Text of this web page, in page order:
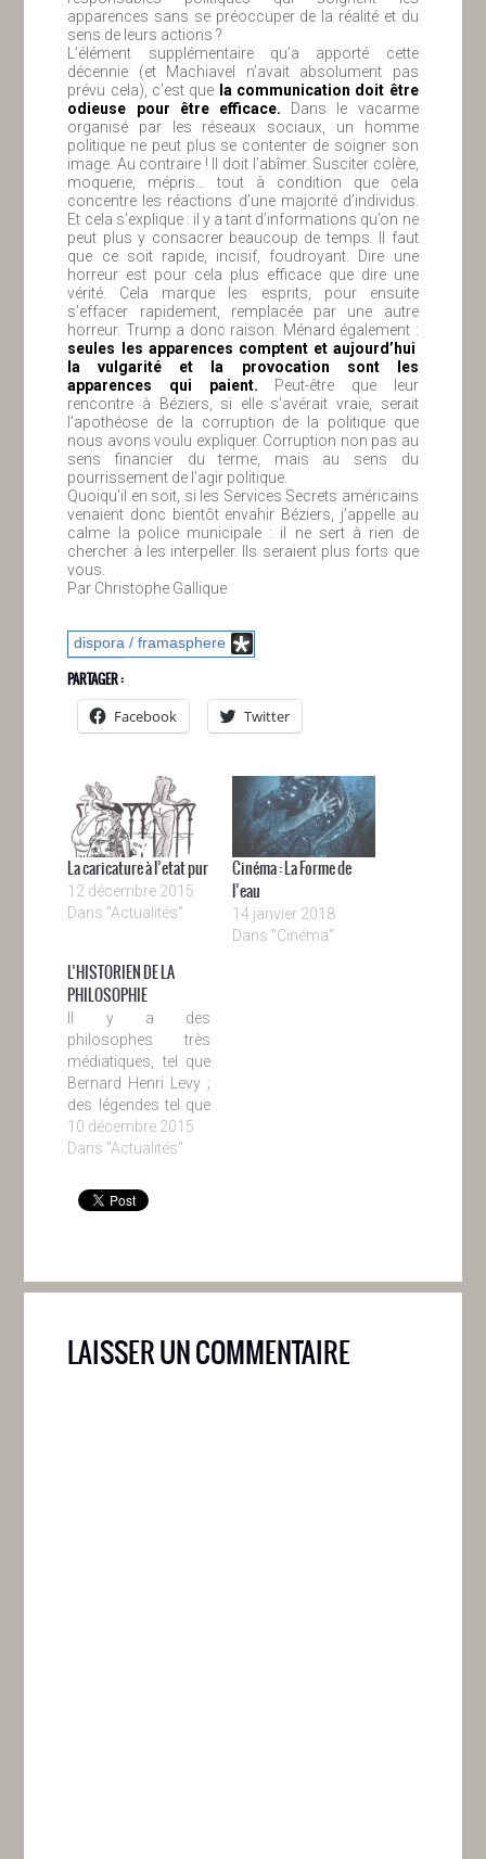
apparences sans se préoccuper de la réalité et du
sens de leurs actions ?
L’élément supplémentaire qu’a apporté cette
décennie (et Machiavel n’avait absolument pas
prévu cela), c’est que la communication doit être
odieuse pour être efficace. Dans le vacarme
organisé par les réseaux sociaux, un homme
politique ne peut plus se contenter de soigner son
image. Au contraire ! Il doit l’abîmer. Susciter colère,
moquerie, mépris… tout à condition que cela
concentre les réactions d’une majorité d’individus.
Et cela s’explique : il y a tant d’informations qu’on ne
peut plus y consacrer beaucoup de temps. Il faut
que ce soit rapide, incisif, foudroyant. Dire une
horreur est pour cela plus efficace que dire une
vérité. Cela marque les esprits, pour ensuite
s’effacer rapidement, remplacée par une autre
horreur. Trump a donc raison. Ménard également :
seules les apparences comptent et aujourd’hui
la vulgarité et la provocation sont les
apparences qui paient. Peut-être que leur
rencontre à Béziers, si elle s’avérait vraie, serait
l’apothéose de la corruption de la politique que
nous avons voulu expliquer. Corruption non pas au
sens financier du terme, mais au sens du
pourrissement de l’agir politique.
Quoiqu’il en soit, si les Services Secrets américains
venaient donc bientôt envahir Béziers, j’appelle au
calme la police municipale : il ne sert à rien de
chercher à les interpeller. Ils seraient plus forts que
vous.
Par Christophe Gallique
dispora / framasphere
PARTAGER :
Facebook
Twitter
La caricature à l’etat pur
12 décembre 2015
Dans "Actualités"
Cinéma : La Forme de
l’eau
14 janvier 2018
Dans "Cinéma"
L’HISTORIEN DE LA
PHILOSOPHIE
Il y a des
philosophes très
médiatiques, tel que
Bernard Henri Levy ;
des légendes tel que
Sartre. Mais certains
grands intellectuels
sont moins connus
sans que pour
intéressantes. Voilà
de nous à Canet, et…
10 décembre 2015
Dans "Actualités"
LAISSER UN COMMENTAIRE